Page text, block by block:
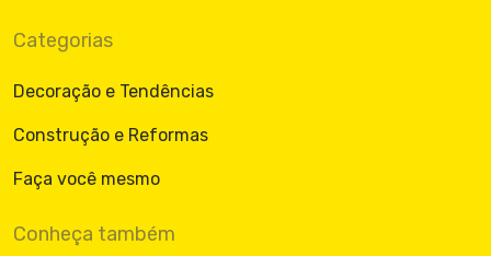
Categorias
Decoração e Tendências
Construção e Reformas
Faça você mesmo
Conheça também